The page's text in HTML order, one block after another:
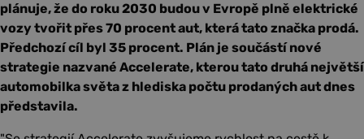
plánuje, že do roku 2030 budou v Evropě plně elektrické
vozy tvořit přes 70 procent aut, která tato značka prodá.
Předchozí cíl byl 35 procent. Plán je součástí nové
strategie nazvané Accelerate, kterou tato druhá největší
automobilka světa z hlediska počtu prodaných aut dnes
představila.